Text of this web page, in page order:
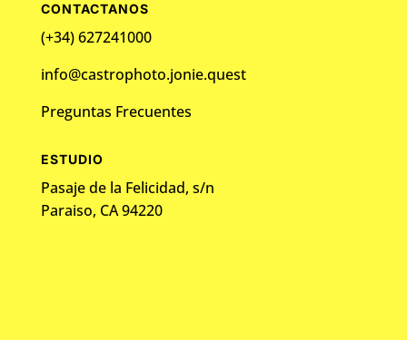
CONTACTANOS
(+34) 627241000
info@castrophoto.jonie.quest
Preguntas Frecuentes
ESTUDIO
Pasaje de la Felicidad, s/n
Paraiso, CA 94220